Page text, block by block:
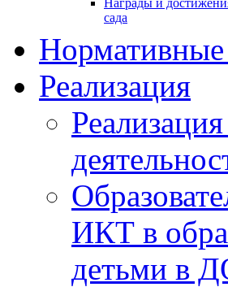
Награды и
сада
Реализация
ИКТ в
детьми в